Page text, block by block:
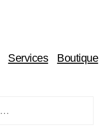
Services Boutique